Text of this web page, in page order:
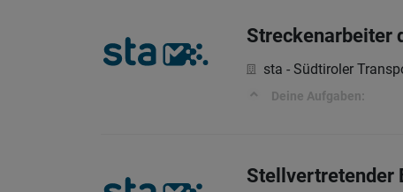
Streckenarbeiter
sta - Südtiroler
Deine Aufgaben:
Stellvertretender